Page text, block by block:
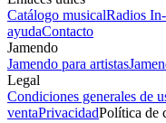
Catálogo musicalRadios
ayudaContacto
Jamendo
Jamendo para artistas
Legal
Condiciones generales de
ventaPrivacidadPolítica de